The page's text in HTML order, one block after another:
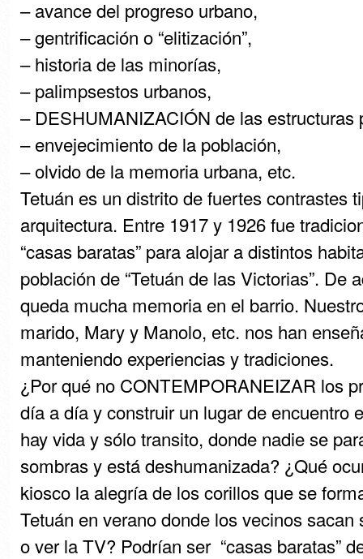
– avance del progreso urbano,
– gentrificación o “elitización”,
– historia de las minorías,
– palimpsestos urbanos,
– DESHUMANIZACIÓN de las estructuras
– envejecimiento de la población,
– olvido de la memoria urbana, etc.
Tetuán es un distrito de fuertes contrastes
arquitectura. Entre 1917 y 1926 fue
“casas baratas” para alojar a distintos
población de “Tetuán de las Victorias”. De
queda mucha memoria en el barrio.
marido, Mary y Manolo, etc. nos han
manteniendo experiencias y tradiciones.
¿Por qué no CONTEMPORANEIZAR los
día a día y construir un lugar de encuentro
hay vida y sólo transito, donde nadie se
sombras y está deshumanizada? ¿Qué
kiosco la alegría de los corillos que se
Tetuán en verano donde los vecinos
o ver la TV? Podrían ser “casas baratas”